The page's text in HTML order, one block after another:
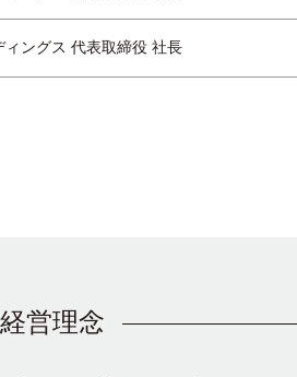
ィングス 代表取締役 社長
経営理念